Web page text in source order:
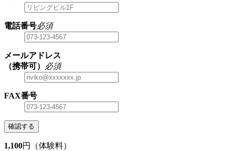
電話番号必須
メールアドレス
（携帯可）
必須
FAX番号
確認する
1,100円（体験料）